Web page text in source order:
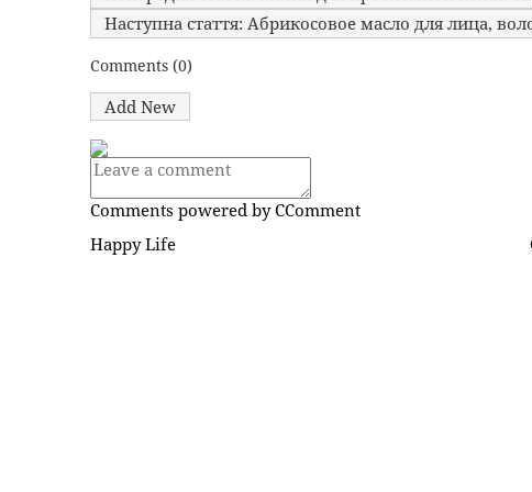
Наступна стаття: Абрикосовое масло для лица,
Comments (0)
Add New
Comments powered byCComment
Happy Life